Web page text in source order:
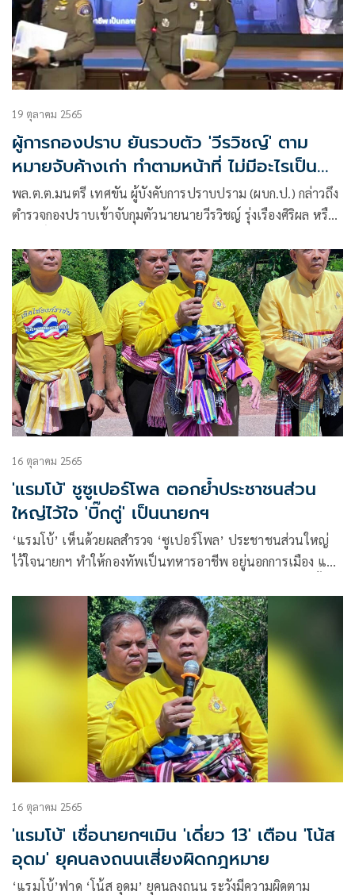
19 ตุลาคม 2565
ผู้การกองปราบ ยันรวบตัว 'วีรวิชญ์' ตาม
หมายจับค้างเก่า ทำตามหน้าที่ ไม่มีอะไรเป็น
พิเศษ
พล.ต.ต.มนตรี เทศขัน ผู้บังคับการปราบปราม (ผบก.ป.) กล่าวถึง
ตำรวจกองปราบเข้าจับกุมตัวนายนายวีรวิชญ์ รุ่งเรืองศิริผล หรือ
16 ตุลาคม 2565
'แรมโบ้' ชูซูเปอร์โพล ตอกย้ำประชาชนส่วน
ใหญ่ไว้ใจ 'บิ๊กตู่' เป็นนายกฯ
‘แรมโบ้’ เห็นด้วยผลสำรวจ ‘ซูเปอร์โพล’ ประชาชนส่วนใหญ่
ไว้ใจนายกฯ ทำให้กองทัพเป็นทหารอาชีพ อยู่นอกการเมือง และ
แก้ปัญหา ย้ำนักการเมืองที่เห็นต่างเลิกโจมตี เพราะไม่เกิด
ประโยชน์กับประชาชน
16 ตุลาคม 2565
'แรมโบ้' เชื่อนายกฯเมิน 'เดี่ยว 13' เตือน 'โน้ส
อุดม' ยุคนลงถนนเสี่ยงผิดกฎหมาย
‘แรมโบ้’ฟาด ‘โน้ส อุดม’ ยุคนลงถนน ระวังมีความผิดตาม